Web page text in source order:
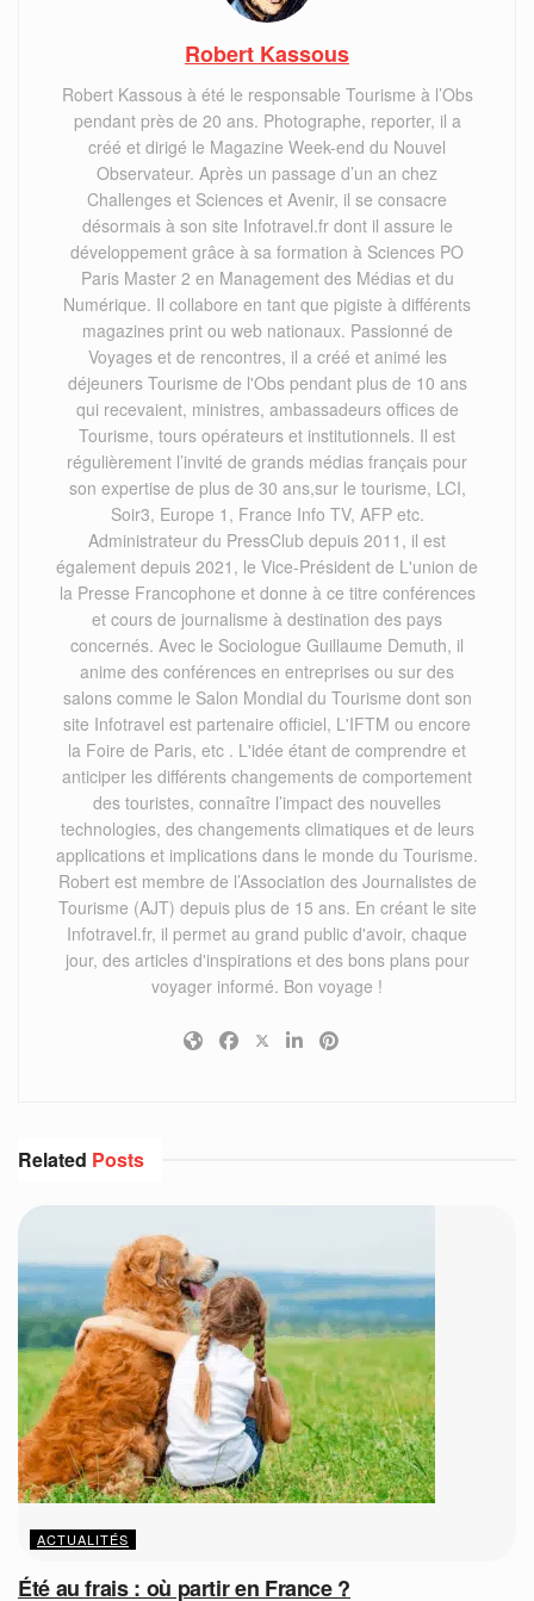
Robert Kassous
Robert Kassous à été le responsable Tourisme à l’Obs
pendant près de 20 ans. Photographe, reporter, il a
créé et dirigé le Magazine Week-end du Nouvel
Observateur. Après un passage d’un an chez
Challenges et Sciences et Avenir, il se consacre
désormais à son site Infotravel.fr dont il assure le
développement grâce à sa formation à Sciences PO
Paris Master 2 en Management des Médias et du
Numérique. Il collabore en tant que pigiste à différents
magazines print ou web nationaux. Passionné de
Voyages et de rencontres, il a créé et animé les
déjeuners Tourisme de l'Obs pendant plus de 10 ans
qui recevaient, ministres, ambassadeurs offices de
Tourisme, tours opérateurs et institutionnels. Il est
régulièrement l’invité de grands médias français pour
son expertise de plus de 30 ans,sur le tourisme, LCI,
Soir3, Europe 1, France Info TV, AFP etc.
Administrateur du PressClub depuis 2011, il est
également depuis 2021, le Vice-Président de L'union de
la Presse Francophone et donne à ce titre conférences
et cours de journalisme à destination des pays
concernés. Avec le Sociologue Guillaume Demuth, il
anime des conférences en entreprises ou sur des
salons comme le Salon Mondial du Tourisme dont son
site Infotravel est partenaire officiel, L'IFTM ou encore
la Foire de Paris, etc . L'idée étant de comprendre et
anticiper les différents changements de comportement
des touristes, connaître l’impact des nouvelles
technologies, des changements climatiques et de leurs
applications et implications dans le monde du Tourisme.
Robert est membre de l’Association des Journalistes de
Tourisme (AJT) depuis plus de 15 ans. En créant le site
Infotravel.fr, il permet au grand public d'avoir, chaque
jour, des articles d'inspirations et des bons plans pour
voyager informé. Bon voyage !
Related Posts
ACTUALITÉS
Été au frais : où partir en France ?